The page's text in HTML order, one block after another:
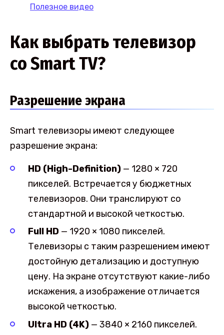
Полезное видео
Как выбрать телевизор
со Smart TV?
Разрешение экрана
Smart телевизоры имеют следующее
разрешение экрана:
HD (High-Definition) — 1280 × 720
пикселей. Встречается у бюджетных
телевизоров. Они транслируют со
стандартной и высокой четкостью.
Full HD — 1920 × 1080 пикселей.
Телевизоры с таким разрешением имеют
достойную детализацию и доступную
цену. На экране отсутствуют какие-либо
искажения, а изображение отличается
высокой четкостью.
Ultra HD (4K) — 3840 × 2160 пикселей.